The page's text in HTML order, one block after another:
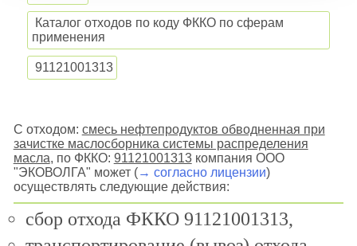
Каталог отходов по коду ФККО по сферам
применения
91121001313
С отходом: смесь нефтепродуктов обводненная при
зачистке маслосборника системы распределения
масла, по ФККО: 91121001313компания ООО
"ЭКОВОЛГА" может (→ согласно лицензии)
осуществлять следующие действия:
сбор отхода ФККО 91121001313,